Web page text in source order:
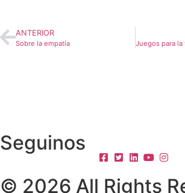
ANTERIOR
Sobre la empatía
Seguinos
© 2026 All Rights